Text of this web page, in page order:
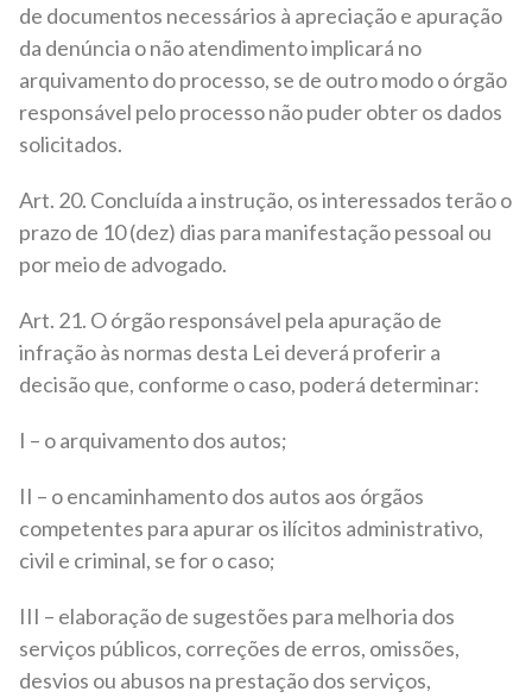
de documentos necessários à apreciação e apuração
da denúncia o não atendimento implicará no
arquivamento do processo, se de outro modo o órgão
responsável pelo processo não puder obter os dados
solicitados.
Art. 20. Concluída a instrução, os interessados terão o
prazo de 10 (dez) dias para manifestação pessoal ou
por meio de advogado.
Art. 21. O órgão responsável pela apuração de
infração às normas desta Lei deverá proferir a
decisão que, conforme o caso, poderá determinar:
I – o arquivamento dos autos;
II – o encaminhamento dos autos aos órgãos
competentes para apurar os ilícitos administrativo,
civil e criminal, se for o caso;
III – elaboração de sugestões para melhoria dos
serviços públicos, correções de erros, omissões,
desvios ou abusos na prestação dos serviços,